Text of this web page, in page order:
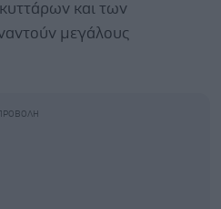
και των
μεγάλους